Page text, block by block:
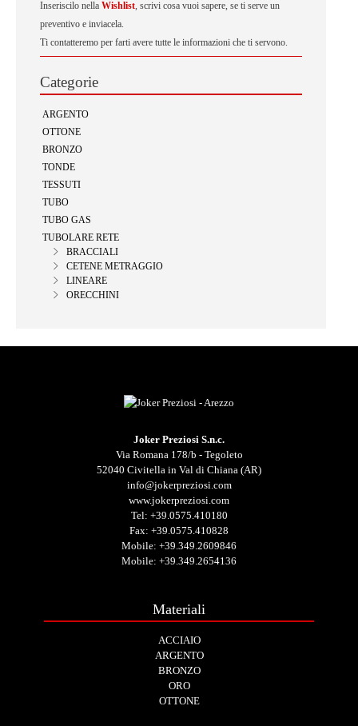
Inseriscilo nella Wishlist, scrivi cosa vuoi sapere, se ti serve un
preventivo e inviacela.
Ti contatteremo per farti avere tutte le informazioni che ti servono.
Categorie
ARGENTO
OTTONE
BRONZO
TONDE
TESSUTI
TUBO
TUBO GAS
TUBOLARE RETE
BRACCIALI
CETENE METRAGGIO
LINEARE
ORECCHINI
Joker Preziosi S.n.c.
Via Romana 178/b - Tegoleto
52040 Civitella in Val di Chiana (AR)
info@jokerpreziosi.com
www.jokerpreziosi.com
Tel: +39.0575.410180
Fax: +39.0575.410828
Mobile: +39.349.2609846
Mobile: +39.349.2654136
Materiali
ACCIAIO
ARGENTO
BRONZO
ORO
OTTONE